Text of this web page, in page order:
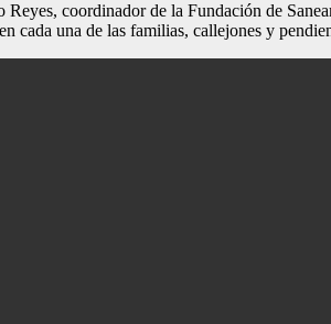
Reyes, coordinador de la Fundación de
cada una de las familias, callejones y